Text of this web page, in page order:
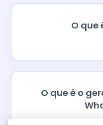
O que
O que é o